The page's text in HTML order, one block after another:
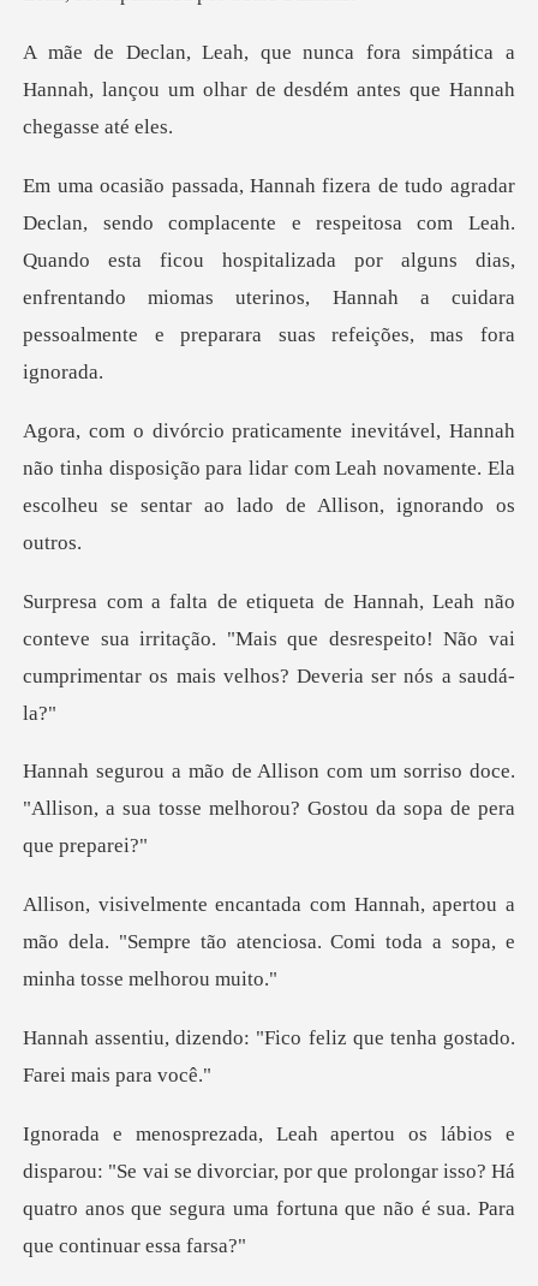
mpática a
Hannah, lançou um olhar de des
eitosa com Leah.
Quando esta ficou hospitalizada por alguns dias,
enfrentando miomas u
o tinha disposição para lidar com Leah novamente. Ela
es
onteve sua irritação. "Mais que desrespeito! Não vai
c
orriso doce.
"Allison, a sua tosse melho
pertou a
mão dela. "Sempre tão atenciosa. Com
"Fico feliz que tenha gost
vai se divorciar, por que prolongar isso? Há
quatro anos que s